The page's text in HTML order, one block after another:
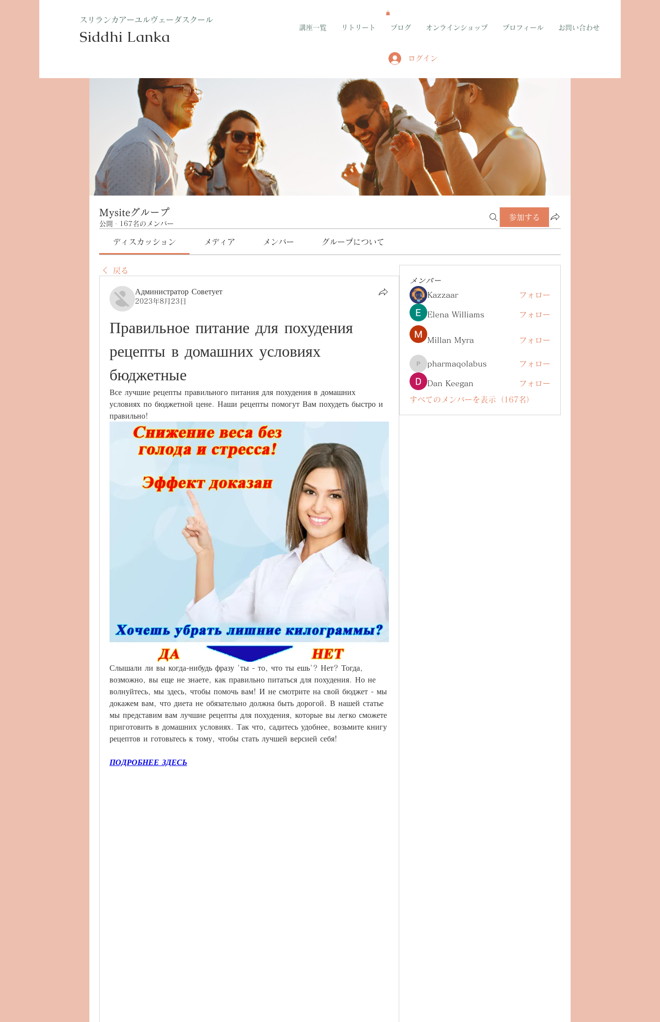
​スリランカアーユルヴェーダスクール
Siddhi Lanka​ 講座一覧 リトリート ブログ オンラインショップ プロフィール お問い合わせ
ログイン
Mysiteグループ
公開 · 167名のメンバー
参加する
ディスカッション メディア メンバー グループについて
戻る
Администратор Советует
2023年8月23日
Правильное питание для похудения
рецепты в домашних условиях
бюджетные
Все лучшие рецепты правильного питания для похудения в домашних
условиях по бюджетной цене. Наши рецепты помогут Вам похудеть быстро и
правильно!
Слышали ли вы когда-нибудь фразу 'ты - то, что ты ешь'? Нет? Тогда,
возможно, вы еще не знаете, как правильно питаться для похудения. Но не
волнуйтесь, мы здесь, чтобы помочь вам! И не смотрите на свой бюджет - мы
докажем вам, что диета не обязательно должна быть дорогой. В нашей статье
мы представим вам лучшие рецепты для похудения, которые вы легко сможете
приготовить в домашних условиях. Так что, садитесь удобнее, возьмите книгу
рецептов и готовьтесь к тому, чтобы стать лучшей версией себя!
ПОДРОБНЕЕ ЗДЕСЬ
メンバー
Kazzaar
フォロー
Elena Williams フォロー
Millan Myra フォロー
pharmaqolabus
pharmaqolabus フォロー
Dan Keegan フォロー
すべてのメンバーを表示（167名）